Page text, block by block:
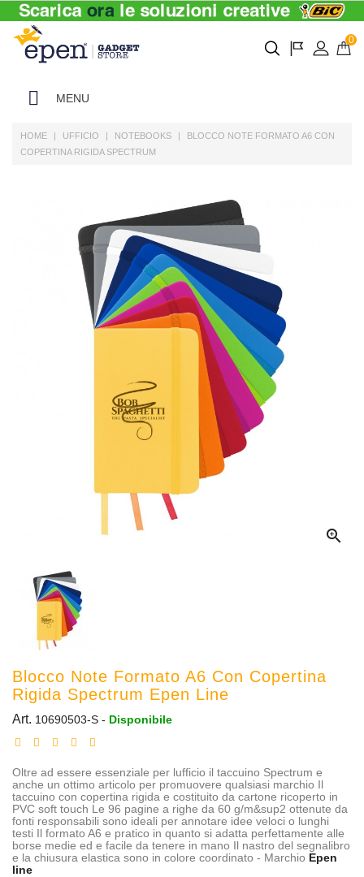
0
MENU
HOME UFFICIO NOTEBOOKS
BLOCCO NOTE FORMATO A6 CON
COPERTINA RIGIDA SPECTRUM

Blocco Note Formato A6 Con Copertina
Rigida Spectrum Epen Line
Art. 10690503-S - Disponibile
Oltre ad essere essenziale per lufficio il taccuino Spectrum e
anche un ottimo articolo per promuovere qualsiasi marchio Il
taccuino con copertina rigida e costituito da cartone ricoperto in
PVC soft touch Le 96 pagine a righe da 60 g/m&sup2 ottenute da
fonti responsabili sono ideali per annotare idee veloci o lunghi
testi Il formato A6 e pratico in quanto si adatta perfettamente alle
borse medie ed e facile da tenere in mano Il nastro del segnalibro
e la chiusura elastica sono in colore coordinato - Marchio Epen
line